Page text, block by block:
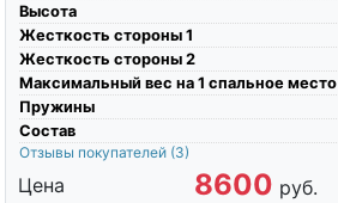
Высота
Жесткость стороны 1
Жесткость стороны 2
Максимальный вес на 1 спальное место
Пружины
Состав
Отзывы покупателей (3)
Цена 8600 руб.